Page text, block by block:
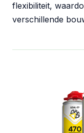
flexibiliteit,
verschillende